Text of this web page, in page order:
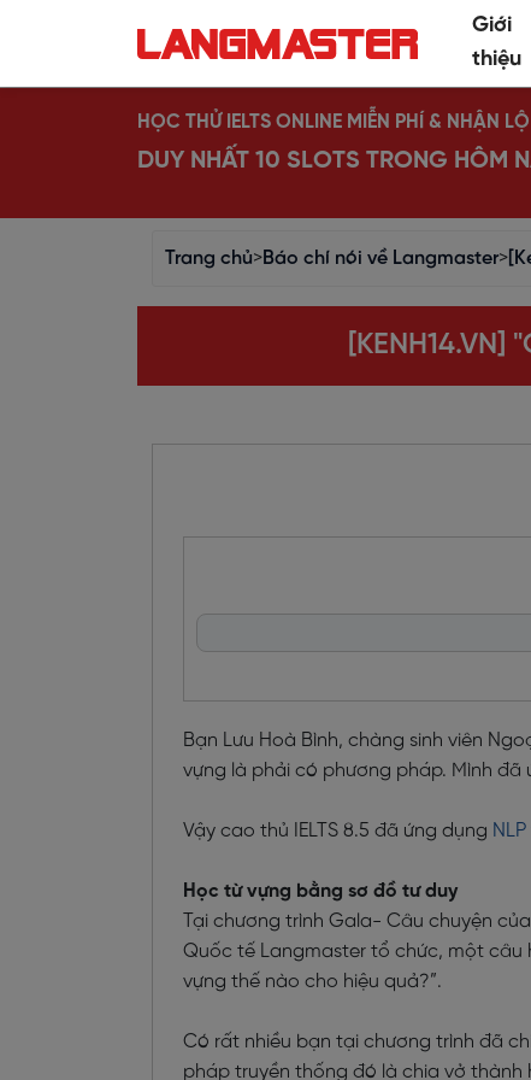
Giới
thiệu
HỌC THỬ IELTS ONLINE MIỄN PHÍ & NHẬN
DUY NHẤT 10 SLOTS TRONG HÔM
Trang chủ>Báo chí nói về Langmaster>
[KENH14.VN]
Bạn Lưu Hoà Bình, chàng sinh viên
vựng là phải có phương pháp. Mình đã
Vậy cao thủ IELTS 8.5 đã ứng dụng
Học từ vựng bằng sơ đồ tư duy
Tại chương trình Gala- Câu chuyện
Quốc tế Langmaster tổ chức, một câu
vựng thế nào cho hiệu quả?”.
Có rất nhiều bạn tại chương trình đã
pháp truyền thống đó là chia vở thành